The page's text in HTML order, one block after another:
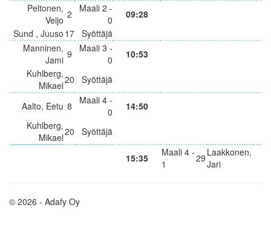
Peltonen,
Veijo 2
Maali 2 -
0
09:28
Sund , Juuso 17 Syöttäjä
Manninen,
Jami 9
Maali 3 -
0
10:53
Kuhlberg,
Mikael20 Syöttäjä
Aalto, Eetu 8
Maali 4 -
0
14:50
Kuhlberg,
Mikael20 Syöttäjä
15:35
Maali 4 -
1
29 Laakkonen,
Jari
© 2026 - Adafy Oy